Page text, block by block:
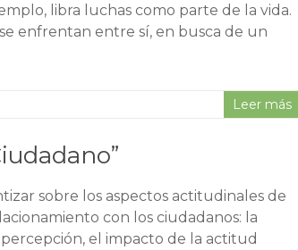
libra luchas como parte de la vida.
enfrentan entre sí, en busca de un
Leer más
sobre los aspectos actitudinales de
con los ciudadanos: la
el impacto de la actitud